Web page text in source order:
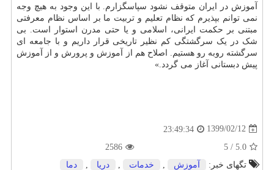
آموزش در ایران متوقف نشود سپاسگزارم. با این وجود به هیچ وجه
نمی توانم بپذیرم که نظام تعلیم و تربیت ما بر اساس نظام معرفتی
مبتنی بر حکمت ایرانی، اسلامی و یا حتی مدرن استوار است. بی
شک در یک سرگشتگی کم نظیر تاریخی قرار داریم و با جامعه ای
سرگشته روبه رو هستیم. اصلاح هم از آموزش و پرورش و از آموزش
پیش دبستانی آغاز می گردد.»
1399/02/12
23:49:34
5.0
/
5
2586
تگهای خبر:
آموزش خدمات دریا دما